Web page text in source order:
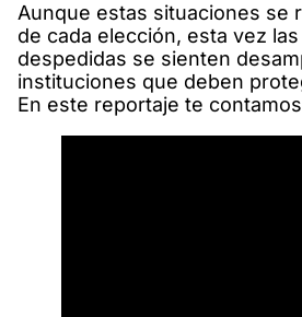
Aunque estas situaciones se
de cada elección, esta vez
despedidas se sienten
instituciones que deben
En este reportaje te